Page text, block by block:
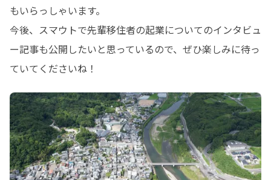
もいらっしゃいます。
今後、スマウトで先輩移住者の起業についてのインタビュ
ー記事も公開したいと思っているので、ぜひ楽しみに待っ
ていてくださいね！